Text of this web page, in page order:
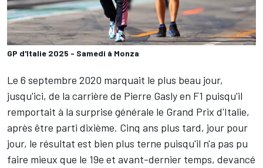
GP d'Italie 2025 - Samedi à Monza
Le 6 septembre 2020 marquait le plus beau jour,
jusqu'ici, de la carrière de Pierre Gaslyen F1 puisqu'il
remportait à la surprise générale le Grand Prix d'Italie,
après être parti dixième. Cinq ans plus tard, jour pour
jour, le résultat est bien plus terne puisqu'il n'a pas pu
faire mieux que le 19e et avant-dernier temps, devancé